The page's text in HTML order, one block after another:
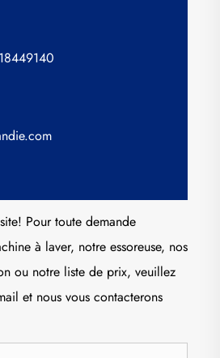
Pour toute demande
à laver, notre essoreuse, nos
ou notre liste de prix, veuillez
et nous vous contacterons